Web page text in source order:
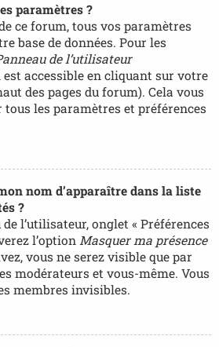
paramètres ?
ce forum, tous vos paramètres
base de données. Pour les
de l’utilisateur
accessible en cliquant sur votre
des pages du forum). Cela vous
les paramètres et préférences
nom d’apparaître dans la liste
?
l’utilisateur, onglet « Préférences
l’option Masquer ma présence
vous ne serez visible que par
modérateurs et vous-même. Vous
membres invisibles.